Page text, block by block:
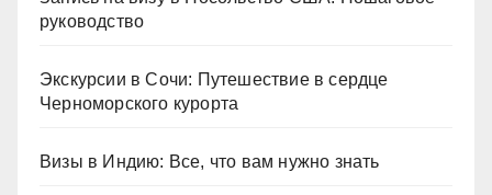
руководство
Экскурсии в Сочи: Путешествие в сердце
Черноморского курорта
Визы в Индию: Все, что вам нужно знать